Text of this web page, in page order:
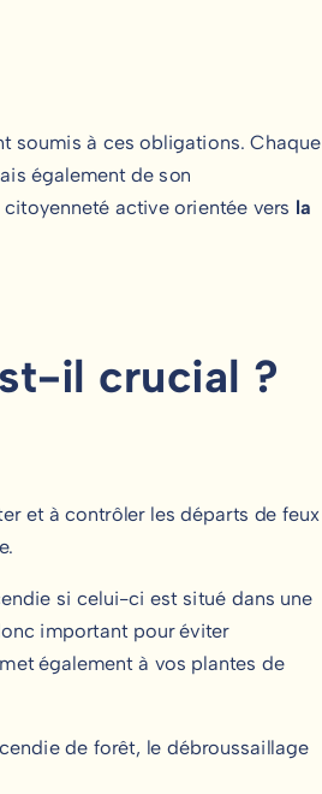
soumis à ces obligations. Chaque
également de son
active orientée vers la
il crucial ?
et à contrôler les départs de feux
si celui-ci est situé dans une
important pour éviter
également à vos plantes de
de forêt, le débroussaillage